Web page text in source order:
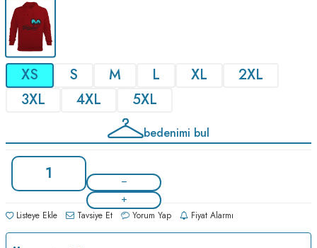
XS S M L XL
2XL
3XL
4XL 5XL
bedenimi bul
Listeye Ekle Tavsiye Et Yorum Yap Fiyat Alarmı